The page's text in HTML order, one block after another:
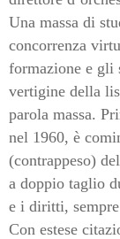
Una massa di
concorrenza
formazione e gli
vertigine della
parola massa.
nel 1960, è
(contrappeso)
a doppio taglio
e i diritti,
Con estese